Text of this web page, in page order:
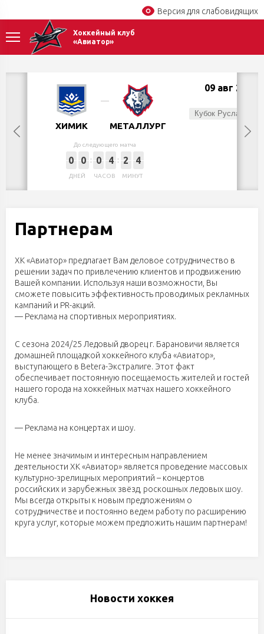
Версия для слабовидящих
Хоккейный клуб
«Авиатор»
ХИМИК МЕТАЛЛУРГ
До следующего матча
0 0
ДНЕЙ
0 4
ЧАСОВ
2 4
МИНУТ
09 авг 2026
Партнерам
ХК «Авиатор» предлагает Вам деловое сотрудничество в
решении задач по привлечению клиентов и продвижению
Вашей компании. Используя наши возможности, Вы
сможете повысить эффективность проводимых рекламных
кампаний и PR-акций.
— Реклама на спортивных мероприятиях.
С сезона 2024/25 Ледовый дворец г. Барановичи является
домашней площадкой хоккейного клуба «Авиатор»,
выступающего в Betera-Экстралиге. Этот факт
обеспечивает постоянную посещаемость жителей и гостей
нашего города на хоккейных матчах нашего хоккейного
клуба.
— Реклама на концертах и шоу.
Не менее значимым и интересным направлением
деятельности ХК «Авиатор» является проведение массовых
культурно-зрелищных мероприятий – концертов
российских и зарубежных звёзд, роскошных ледовых шоу.
Мы всегда открыты к новым предложениям о
сотрудничестве и постоянно ведем работу по расширению
круга услуг, которые можем предложить нашим партнерам!
Новости хоккея